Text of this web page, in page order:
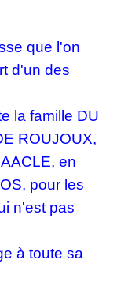
que l'on
d'un des
la famille DU
ROUJOUX,
en
pour les
n'est pas
à toute sa